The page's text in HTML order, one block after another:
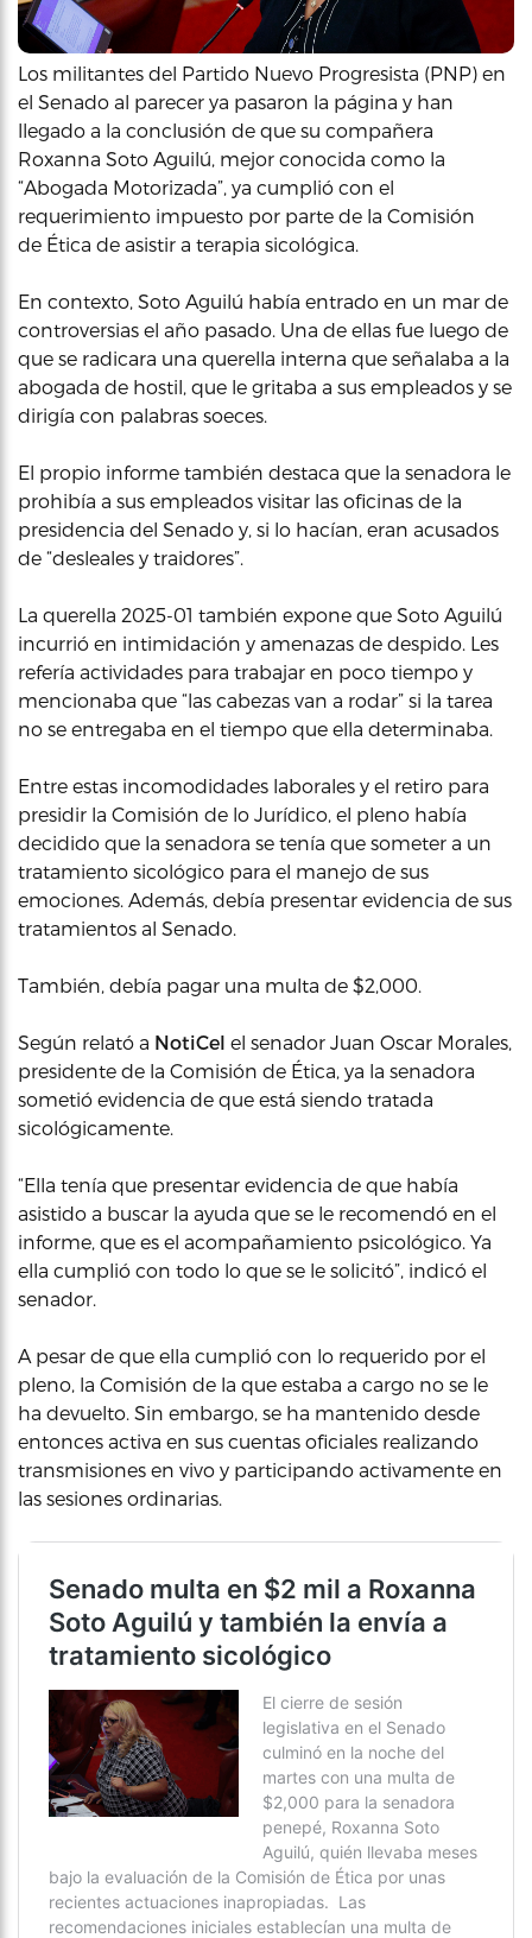
Los militantes del Partido Nuevo Progresista (PNP) en
el Senado al parecer ya pasaron la página y han
llegado a la conclusión de que su compañera
Roxanna Soto Aguilú, mejor conocida como la
“Abogada Motorizada”, ya cumplió con el
requerimiento impuesto por parte de la Comisión
de Ética de asistir a terapia sicológica.
En contexto, Soto Aguilú había entrado en un mar de
controversias el año pasado. Una de ellas fue luego de
que se radicara una querella interna que señalaba a la
abogada de hostil, que le gritaba a sus empleados y se
dirigía con palabras soeces.
El propio informe también destaca que la senadora le
prohibía a sus empleados visitar las oficinas de la
presidencia del Senado y, si lo hacían, eran acusados
de “desleales y traidores”.
La querella 2025-01 también expone que Soto Aguilú
incurrió en intimidación y amenazas de despido. Les
refería actividades para trabajar en poco tiempo y
mencionaba que “las cabezas van a rodar” si la tarea
no se entregaba en el tiempo que ella determinaba.
Entre estas incomodidades laborales y el retiro para
presidir la Comisión de lo Jurídico, el pleno había
decidido que la senadora se tenía que someter a un
tratamiento sicológico para el manejo de sus
emociones. Además, debía presentar evidencia de sus
tratamientos al Senado.
También, debía pagar una multa de $2,000.
Según relató a NotiCel el senador Juan Oscar Morales,
presidente de la Comisión de Ética, ya la senadora
sometió evidencia de que está siendo tratada
sicológicamente.
“Ella tenía que presentar evidencia de que había
asistido a buscar la ayuda que se le recomendó en el
informe, que es el acompañamiento psicológico. Ya
ella cumplió con todo lo que se le solicitó”, indicó el
senador.
A pesar de que ella cumplió con lo requerido por el
pleno, la Comisión de la que estaba a cargo no se le
ha devuelto. Sin embargo, se ha mantenido desde
entonces activa en sus cuentas oficiales realizando
transmisiones en vivo y participando activamente en
las sesiones ordinarias.